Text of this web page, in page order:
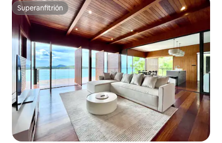
Superanfitrión
Superanfitrión